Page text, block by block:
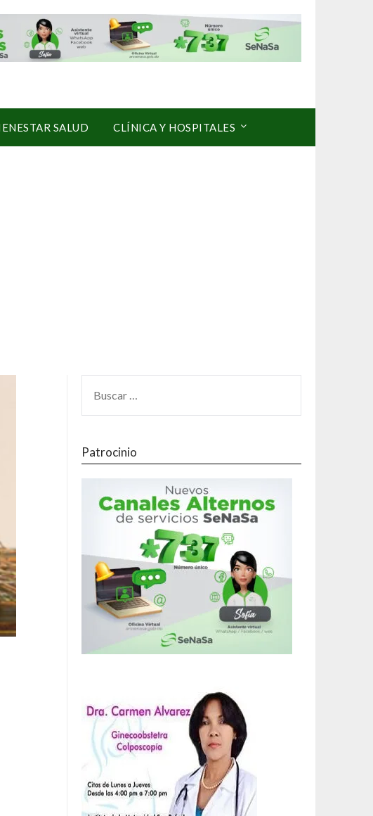
SALUD CLÍNICA Y HOSPITALES
Patrocinio